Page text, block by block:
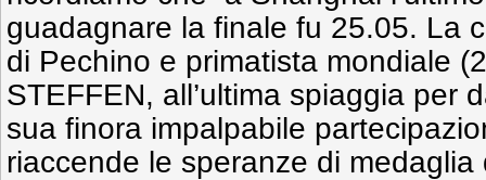
guadagnare la finale fu 25.05. La
di Pechino e primatista mondiale
STEFFEN, all’ultima spiaggia per
sua finora impalpabile
riaccende le speranze di